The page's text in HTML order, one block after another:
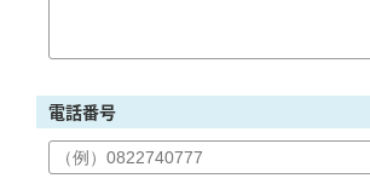
電話番号